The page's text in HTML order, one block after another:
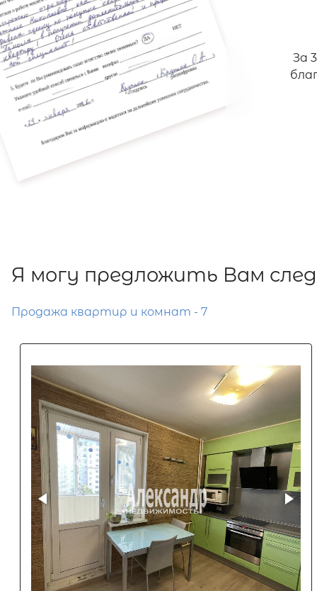
За
Я могу предложить Вам
Продажа квартир и комнат - 7